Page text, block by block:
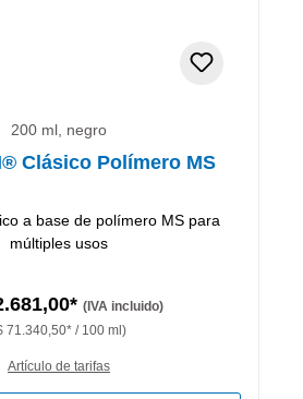
200 ml, negro
Clásico Polímero MS
a base de polímero MS para
múltiples usos
(IVA incluido)
71.340,50* / 100 ml)
Artículo de tarifas